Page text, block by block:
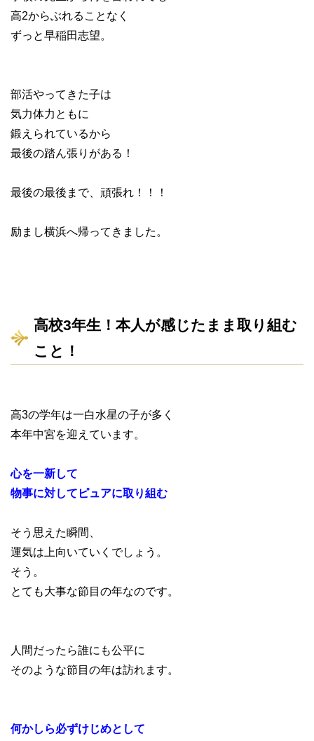
高2からぶれることなく
ずっと早稲田志望。
部活やってきた子は
気力体力ともに
鍛えられているから
最後の踏ん張りがある！
最後の最後まで、頑張れ！！！
励まし横浜へ帰ってきました。
高校3年生！本人が感じたまま取り組む
こと！
高3の学年は一白水星の子が多く
本年中宮を迎えています。
心を一新して
物事に対してピュアに取り組む
そう思えた瞬間、
運気は上向いていくでしょう。
そう。
とても大事な節目の年なのです。
人間だったら誰にも公平に
そのような節目の年は訪れます。
何かしら必ずけじめとして